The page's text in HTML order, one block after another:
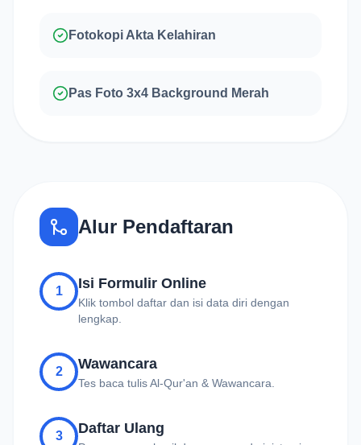
Fotokopi Akta Kelahiran
Pas Foto 3x4 Background Merah
Alur Pendaftaran
1 Isi Formulir Online
Klik tombol daftar dan isi data diri dengan
lengkap.
2 Wawancara
Tes baca tulis Al-Qur'an & Wawancara.
3 Daftar Ulang